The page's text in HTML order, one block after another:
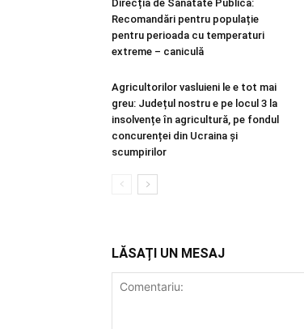
Direcția de Sănătate Publică:
Recomandări pentru populație
pentru perioada cu temperaturi
extreme – caniculă
Agricultorilor vasluieni le e tot mai
greu: Județul nostru e pe locul 3 la
insolvențe în agricultură, pe fondul
concurenței din Ucraina și
scumpirilor
LĂSAȚI UN MESAJ